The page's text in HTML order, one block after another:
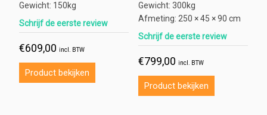
Gewicht: 150kg
Schrijf de eerste review
€609,00 incl. BTW
Product bekijken
Gewicht: 300kg
Afmeting: 250 × 45 × 90 cm
Schrijf de eerste review
€799,00 incl. BTW
Product bekijken